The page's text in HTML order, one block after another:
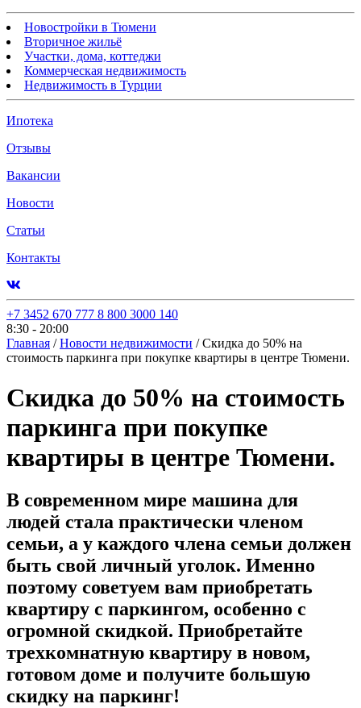
Новостройки в Тюмени
Вторичное жильё
Участки, дома, коттеджи
Коммерческая недвижимость
Недвижимость в Турции
Ипотека
Отзывы
Вакансии
Новости
Статьи
Контакты
+7 3452 670 777 8 800 3000 140
8:30 - 20:00
Главная / Новости недвижимости / Скидка до 50% на
стоимость паркинга при покупке квартиры в центре Тюмени.
Скидка до 50% на стоимость
паркинга при покупке
квартиры в центре Тюмени.
В современном мире машина для
людей стала практически членом
семьи, а у каждого члена семьи должен
быть свой личный уголок. Именно
поэтому советуем вам приобретать
квартиру с паркингом, особенно с
огромной скидкой. Приобретайте
трехкомнатную квартиру в новом,
готовом доме и получите большую
скидку на паркинг!